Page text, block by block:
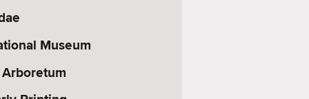
Museum